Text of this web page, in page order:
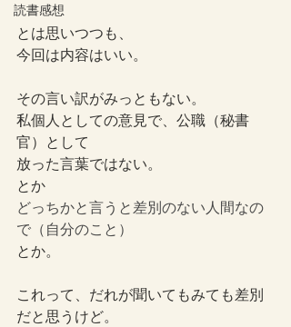
読書感想
とは思いつつも、
今回は内容はいい。
その言い訳がみっともない。
私個人としての意見で、公職（秘書
官）として
放った言葉ではない。
とか
どっちかと言うと差別のない人間なの
で（自分のこと）
とか。
これって、だれが聞いてもみても差別
だと思うけど。